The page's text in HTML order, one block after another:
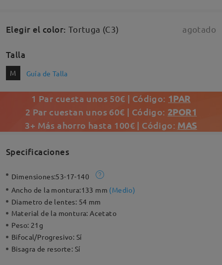
Elegir el color: Tortuga (C3) agotado
Talla
M Guía de Talla
1 Par cuesta unos 50€ | Código: 1PAR
2 Par cuestan unos 60€ | Código: 2POR1
3+ Más ahorro hasta 100€ | Código: MAS
Specificaciones
Dimensiones:53-17-140
Ancho de la montura:133 mm (Medio)
Diametro de lentes: 54 mm
Material de la montura:Acetato
Peso: 21g
Bifocal/Progresivo: Sí
Bisagra de resorte: Sí